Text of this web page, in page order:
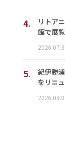
4.
リトア
館で展
5.
紀伊勝
をリニ